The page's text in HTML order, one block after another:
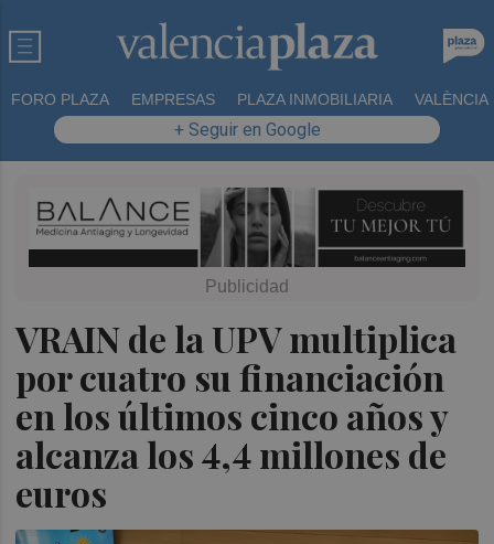
FORO PLAZA EMPRESAS PLAZA INMOBILIARIA VALÈNCIA
+ Seguir en Google
VRAIN de la UPV multiplica
por cuatro su financiación
en los últimos cinco años y
alcanza los 4,4 millones de
euros